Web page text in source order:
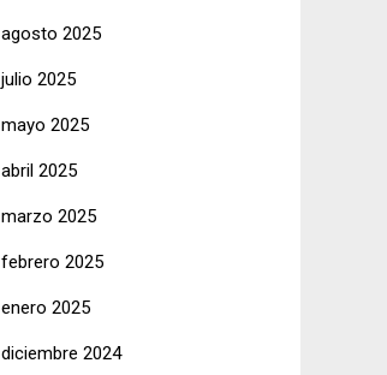
agosto 2025
julio 2025
mayo 2025
abril 2025
marzo 2025
febrero 2025
enero 2025
diciembre 2024